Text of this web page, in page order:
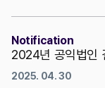
Notification
2024년 공익법인
2025. 04. 30